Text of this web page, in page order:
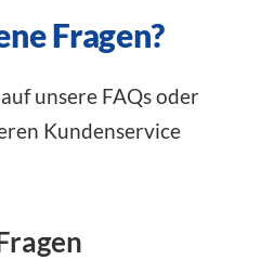
Fragen?
unsere FAQs oder
Kundenservice